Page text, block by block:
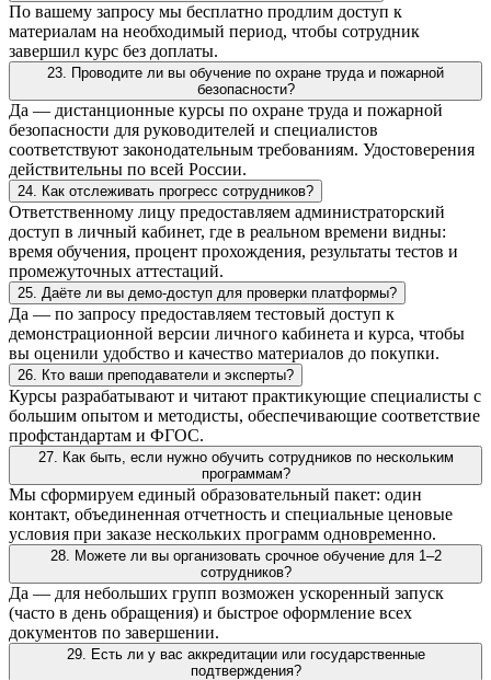
По вашему запросу мы бесплатно продлим доступ к
материалам на необходимый период, чтобы сотрудник
завершил курс без доплаты.
23. Проводите ли вы обучение по охране труда и пожарной
безопасности?
Да — дистанционные курсы по охране труда и пожарной
безопасности для руководителей и специалистов
соответствуют законодательным требованиям. Удостоверения
действительны по всей России.
24. Как отслеживать прогресс сотрудников?
Ответственному лицу предоставляем администраторский
доступ в личный кабинет, где в реальном времени видны:
время обучения, процент прохождения, результаты тестов и
промежуточных аттестаций.
25. Даёте ли вы демо-доступ для проверки платформы?
Да — по запросу предоставляем тестовый доступ к
демонстрационной версии личного кабинета и курса, чтобы
вы оценили удобство и качество материалов до покупки.
26. Кто ваши преподаватели и эксперты?
Курсы разрабатывают и читают практикующие специалисты с
большим опытом и методисты, обеспечивающие соответствие
профстандартам и ФГОС.
27. Как быть, если нужно обучить сотрудников по нескольким
программам?
Мы сформируем единый образовательный пакет: один
контакт, объединенная отчетность и специальные ценовые
условия при заказе нескольких программ одновременно.
28. Можете ли вы организовать срочное обучение для 1–2
сотрудников?
Да — для небольших групп возможен ускоренный запуск
(часто в день обращения) и быстрое оформление всех
документов по завершении.
29. Есть ли у вас аккредитации или государственные
подтверждения?